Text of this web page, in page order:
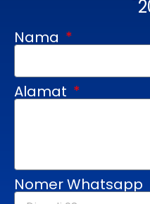
Nama
Alamat
Nomer Whatsapp